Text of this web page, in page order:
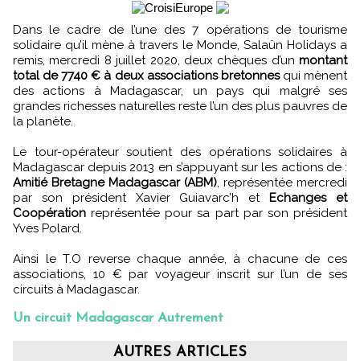
Dans le cadre de l’une des 7 opérations de tourisme
solidaire qu’il mène à travers le Monde, Salaün Holidays a
remis, mercredi 8 juillet 2020, deux chèques d’un montant
total de 7740 € à deux associations bretonnesqui mènent
des actions à Madagascar, un pays qui malgré ses
grandes richesses naturelles reste l’un des plus pauvres de
la planète.
Le tour-opérateur soutient des opérations solidaires à
Madagascar depuis 2013 en s’appuyant sur les actions de :
Amitié Bretagne Madagascar (ABM) , représentée mercredi
par son président Xavier Guiavarc’h et Echanges et
Coopération représentée pour sa part par son président
Yves Polard.
Ainsi le T.O reverse chaque année, à chacune de ces
associations, 10 € par voyageur inscrit sur l’un de ses
circuits à Madagascar.
Un circuit Madagascar Autrement
AUTRES ARTICLES